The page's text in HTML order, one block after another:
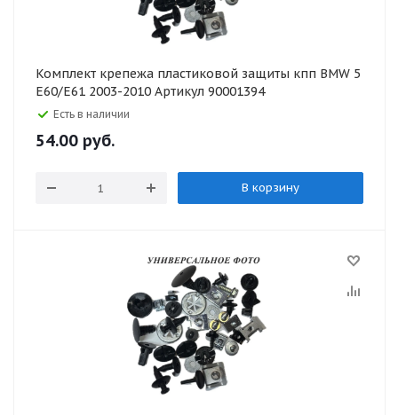
Комплект крепежа пластиковой защиты кпп BMW 5
E60/E61 2003-2010 Артикул 90001394
Есть в наличии
54.00 руб.
В корзину